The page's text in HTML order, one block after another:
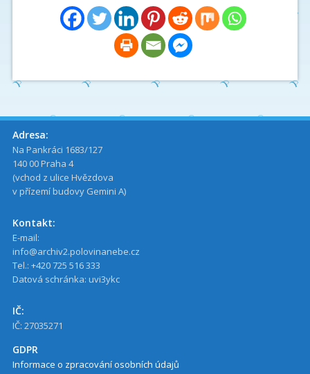
Adresa:
Na Pankráci 1683/127
140 00 Praha 4
(vchod z ulice Hvězdova
v přízemí budovy Gemini A)
Kontakt:
E-mail:
info@archiv2.polovinanebe.cz
Tel.: +420 725 516 333
Datová schránka: uvi3ykc
IČ:
IČ: 27035271
GDPR
Informace o zpracování osobních údajů